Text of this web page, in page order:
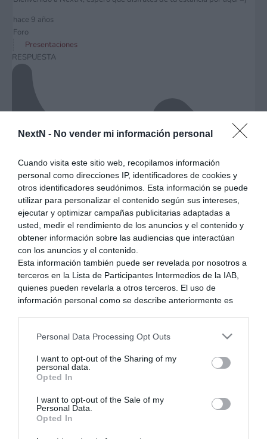
NextN - No vender mi información personal
Cuando visita este sitio web, recopilamos información
personal como direcciones IP, identificadores de cookies y
otros identificadores seudónimos. Esta información se puede
utilizar para personalizar el contenido según sus intereses,
ejecutar y optimizar campañas publicitarias adaptadas a
usted, medir el rendimiento de los anuncios y el contenido y
obtener información sobre las audiencias que interactúan
con los anuncios y el contenido.
Esta información también puede ser revelada por nosotros a
terceros en la Lista de Participantes Intermedios de la IAB,
quienes pueden revelarla a otros terceros. El uso de
información personal como se describe anteriormente es
generamos contenido relevante para nuestra audiencia.
recopilación y uso de datos en nuestra Política de
Privacidad.
terceros por nuestra parte, utilice la siguiente opción de
exclusión y confirme su selección. Tenga en cuenta que
después de que se procese su solicitud de exclusión, es
Personal Data Processing Opt Outs
I want to opt-out of the Sharing of my
personal data.
Opted In
I want to opt-out of the Sale of my
Personal Data.
Opted In
hace 9 años
Foro
Presentaciones
RESPUESTA
3DS
RESPUESTA